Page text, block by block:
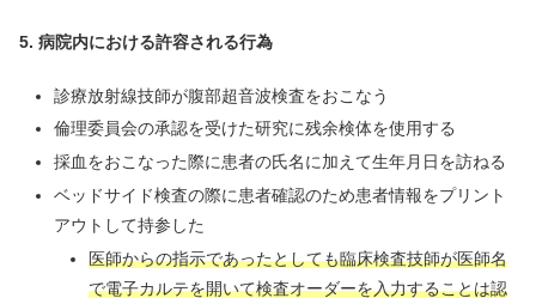
5. 病院内における許容される行為
診療放射線技師が腹部超音波検査をおこなう
倫理委員会の承認を受けた研究に残余検体を使用する
採血をおこなった際に患者の氏名に加えて生年月日を訪ねる
ベッドサイド検査の際に患者確認のため患者情報をプリント
アウトして持参した
医師からの指示であったとしても臨床検査技師が医師名
で電子カルテを開いて検査オーダーを入力することは認